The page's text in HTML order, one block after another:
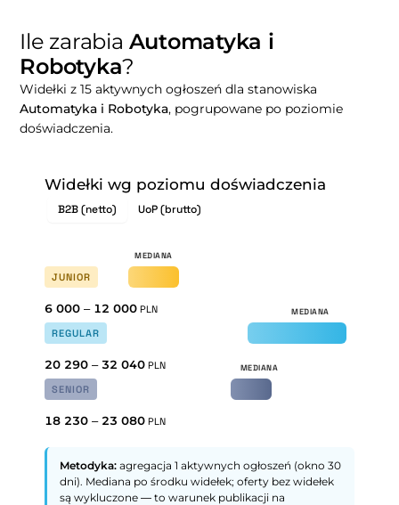
Ile zarabia Automatyka i
Robotyka?
Widełki z 15 aktywnych ogłoszeń dla stanowiska
Automatyka i Robotyka, pogrupowane po poziomie
doświadczenia.
Widełki wg poziomu doświadczenia
B2B (netto) UoP (brutto)
JUNIOR
6 000 – 12 000 PLN
REGULAR
20 290 – 32 040 PLN
SENIOR
18 230 – 23 080 PLN
Metodyka: agregacja 1 aktywnych ogłoszeń (okno 30
dni). Mediana po środku widełek; oferty bez widełek
są wykluczone — to warunek publikacji na